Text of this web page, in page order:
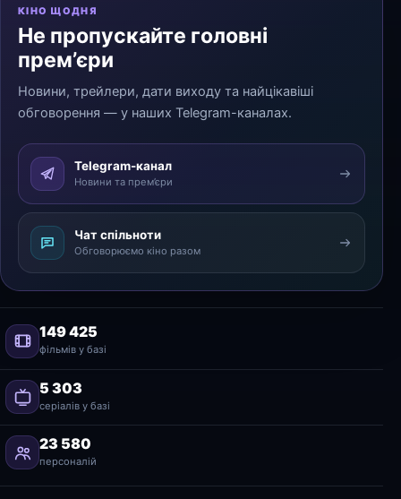
КІНО ЩОДНЯ
Не пропускайте головні
прем’єри
Новини, трейлери, дати виходу та найцікавіші
обговорення — у наших Telegram-каналах.
Telegram-канал
Новини та прем’єри
Чат спільноти
Обговорюємо кіно разом
149 425
фільмів у базі
5 303
серіалів у базі
23 580
персоналій